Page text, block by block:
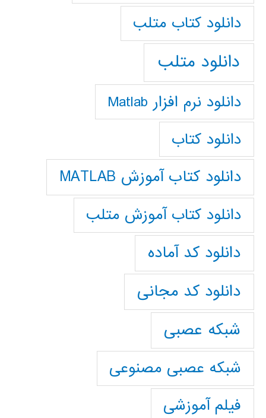
دانلود كتاب متلب
دانلود متلب
دانلود نرم افزار Matlab
دانلود کتاب
دانلود کتاب آموزش MATLAB
دانلود کتاب آموزش متلب
دانلود کد آماده
دانلود کد مجانی
شبکه عصبی
شبکه عصبی مصنوعی
فیلم آموزشی